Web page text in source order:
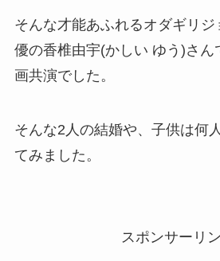
そんな才能あふれるオダギリ
優の香椎由宇(かしい ゆう)さん
画共演でした。
そんな2人の結婚や、子供は何
てみました。
スポンサーリ